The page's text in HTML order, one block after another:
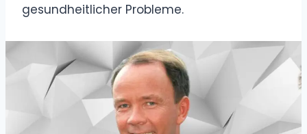
gesundheitlicher Probleme.